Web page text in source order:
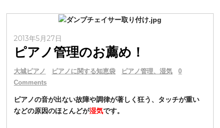
2013年5月27日
ピアノ管理のお薦め！
大城ピアノ ピアノに関する知恵袋 ピアノ管理、湿気
0
Comments
ピアノの音が出ない故障や調律が著しく狂う、タッチが重い
などの原因のほとんどが湿気です。